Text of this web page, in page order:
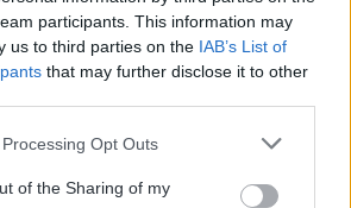
participants. This information may
us to third parties on the IAB’s List of
that may further disclose it to other
Opt Outs
of the Sharing of my
Z
la couverture de réseau de
mobile ou l’accès à